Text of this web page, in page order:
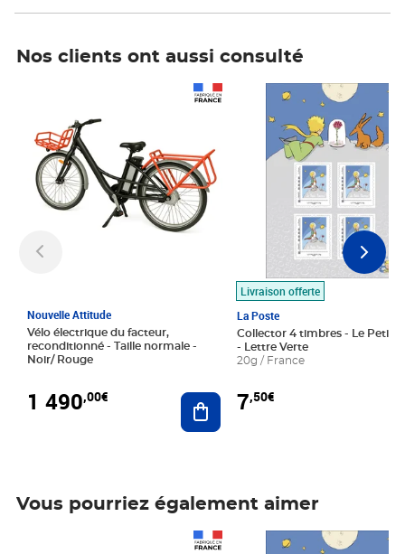
Nos clients ont aussi consulté
Nouvelle Attitude
Vélo électrique du facteur,
reconditionné - Taille normale -
Noir/ Rouge
1 490,00€ Ajouter au panier
Livraison offerte
La Poste
Collector 4 timbres - Le Petit
- Lettre Verte
20g / France
7,50€
Prix 7,50€
Vous pourriez également aimer
Prix 7,50€